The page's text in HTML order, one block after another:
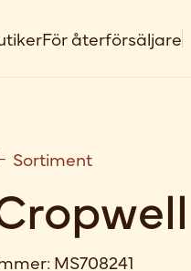
För återförsäljare
Sortiment
MS708241